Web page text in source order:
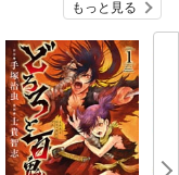
もっと見る